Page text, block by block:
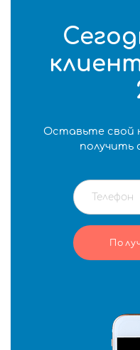
Оставьте свой
получить